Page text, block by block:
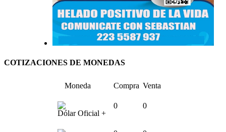
COTIZACIONES DE MONEDAS
Moneda Compra Venta
Dólar Oficial +
0 0